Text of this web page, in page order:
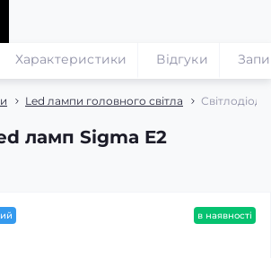
Led лампи головного світла
ламп Sigma E2
Характеристики Відгуки
в наявності